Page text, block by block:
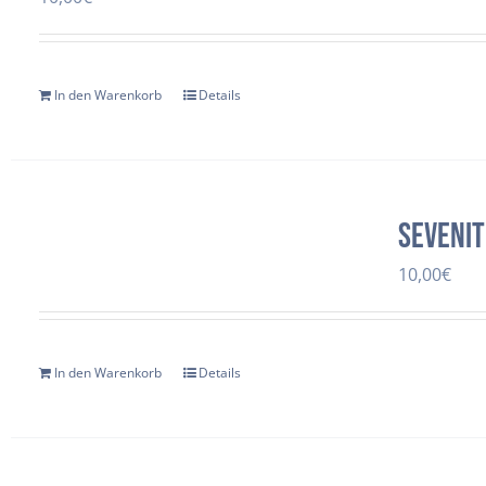
In den Warenkorb Details
10,00€
In den Warenkorb Details